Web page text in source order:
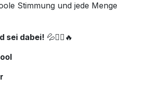
Stimmung und jede Menge
sei dabei! 💦🤽‍♂️🔥